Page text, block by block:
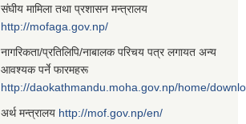
संघीय मामिला तथा प्रशासन मन्त्रालय
http://mofaga.gov.np/
नागरिकता/प्रतिलिपि/नाबालक परिचय पत्र लगायत अन्य
आवश्यक पर्ने फारमहरू
http://daokathmandu.moha.gov.np/home/
अर्थ मन्त्रालय http://mof.gov.np/en/